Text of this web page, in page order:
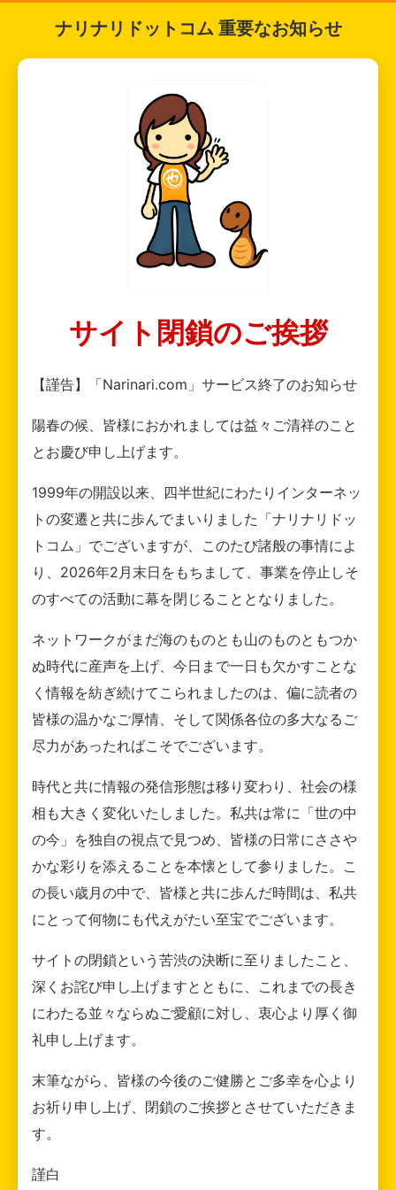
ナリナリドットコム 重要なお知らせ
サイト閉鎖のご挨拶
【謹告】「Narinari.com」サービス終了のお知らせ
陽春の候、皆様におかれましては益々ご清祥のこと
とお慶び申し上げます。
1999年の開設以来、四半世紀にわたりインターネッ
トの変遷と共に歩んでまいりました「ナリナリドッ
トコム」でございますが、このたび諸般の事情によ
り、2026年2月末日をもちまして、事業を停止しそ
のすべての活動に幕を閉じることとなりました。
ネットワークがまだ海のものとも山のものともつか
ぬ時代に産声を上げ、今日まで一日も欠かすことな
く情報を紡ぎ続けてこられましたのは、偏に読者の
皆様の温かなご厚情、そして関係各位の多大なるご
尽力があったればこそでございます。
時代と共に情報の発信形態は移り変わり、社会の様
相も大きく変化いたしました。私共は常に「世の中
の今」を独自の視点で見つめ、皆様の日常にささや
かな彩りを添えることを本懐として参りました。こ
の長い歳月の中で、皆様と共に歩んだ時間は、私共
にとって何物にも代えがたい至宝でございます。
サイトの閉鎖という苦渋の決断に至りましたこと、
深くお詫び申し上げますとともに、これまでの長き
にわたる並々ならぬご愛顧に対し、衷心より厚く御
礼申し上げます。
末筆ながら、皆様の今後のご健勝とご多幸を心より
お祈り申し上げ、閉鎖のご挨拶とさせていただきま
す。
謹白